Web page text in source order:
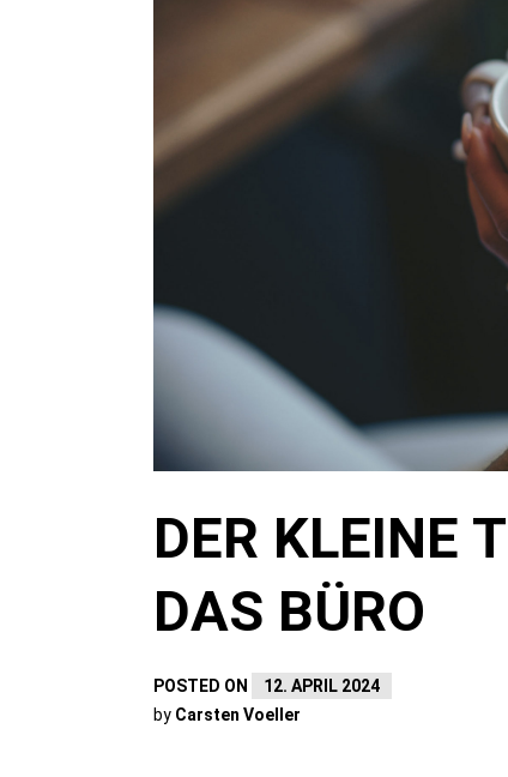
DER KLEINE
DAS BÜRO
POSTED ON
12. APRIL 2024
by Carsten Voeller